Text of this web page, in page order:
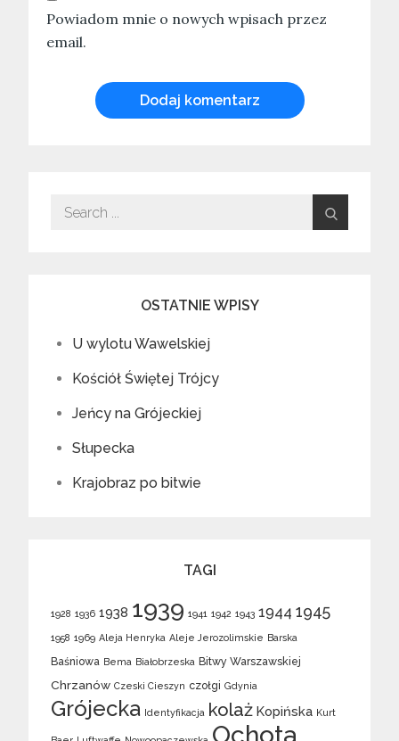
Powiadom mnie o nowych wpisach przez
email.
Search
OSTATNIE WPISY
U wylotu Wawelskiej
Kościół Świętej Trójcy
Jeńcy na Grójeckiej
Słupecka
Krajobraz po bitwie
TAGI
1928 1936 1938 1939 1941 1942 1943 1944 1945
1958 1969 Aleja Henryka Aleje Jerozolimskie Barska
Baśniowa Bema Białobrzeska Bitwy Warszawskiej
Chrzanów Czeski Cieszyn czołgi Gdynia
Grójecka Identyfikacja kolaż Kopińska Kurt